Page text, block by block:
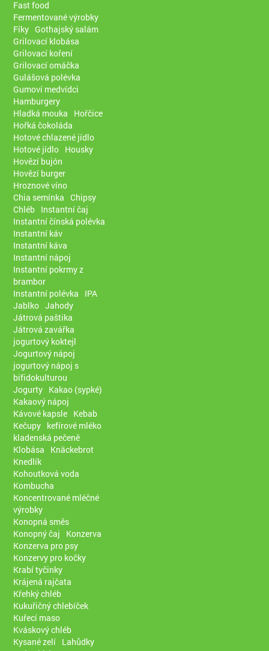
Fast food
Fermentované výrobky
Fíky Gothajský salám
Grilovací klobása
Grilovací koření
Grilovací omáčka
Gulášová polévka
Gumoví medvídci
Hamburgery
Hladká mouka
Hořčice
Hořká čokoláda
Hotové chlazené jídlo
Hotové jídlo Housky
Hovězí bujón
Hovězí burger
Hroznové víno
Chia semínka Chipsy
Chléb Instantní čaj
Instantní čínská polévka
Instantní káv
Instantní káva
Instantní nápoj
Instantní pokrmy z
brambor
Instantní polévka
IPA
Jablko Jahody
Játrová paštika
Játrová zavářka
jogurtový koktejl
Jogurtový nápoj
jogurtový nápoj s
bifidokulturou
Jogurty Kakao (sypké)
Kakaový nápoj
Kávové kapsle Kebab
Kečupy kefírové mléko
kladenská pečeně
Klobása
Knäckebrot
Knedlík
Kohoutková voda
Kombucha
Koncentrované mléčné
výrobky
Konopná směs
Konopný čaj
Konzerva
Konzerva pro psy
Konzervy pro kočky
Krabí tyčinky
Krájená rajčata
Křehký chléb
Kukuřičný chlebíček
Kuřecí maso
Kváskový chléb
Kysané zelí Lahůdky